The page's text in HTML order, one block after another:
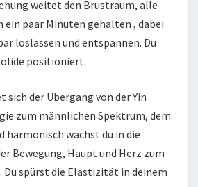
weitet den Brustraum, alle
ein paar Minuten gehalten , dabei
loslassen und entspannen. Du
positioniert.
sich der Übergang von der Yin
zum männlichen Spektrum, dem
harmonisch wächst du in die
Bewegung, Haupt und Herz zum
spürst die Elastizität in deinem